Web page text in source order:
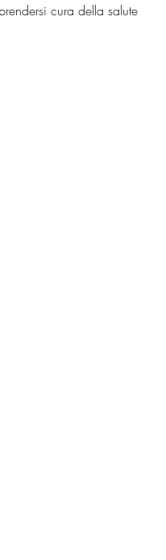
cura della salute